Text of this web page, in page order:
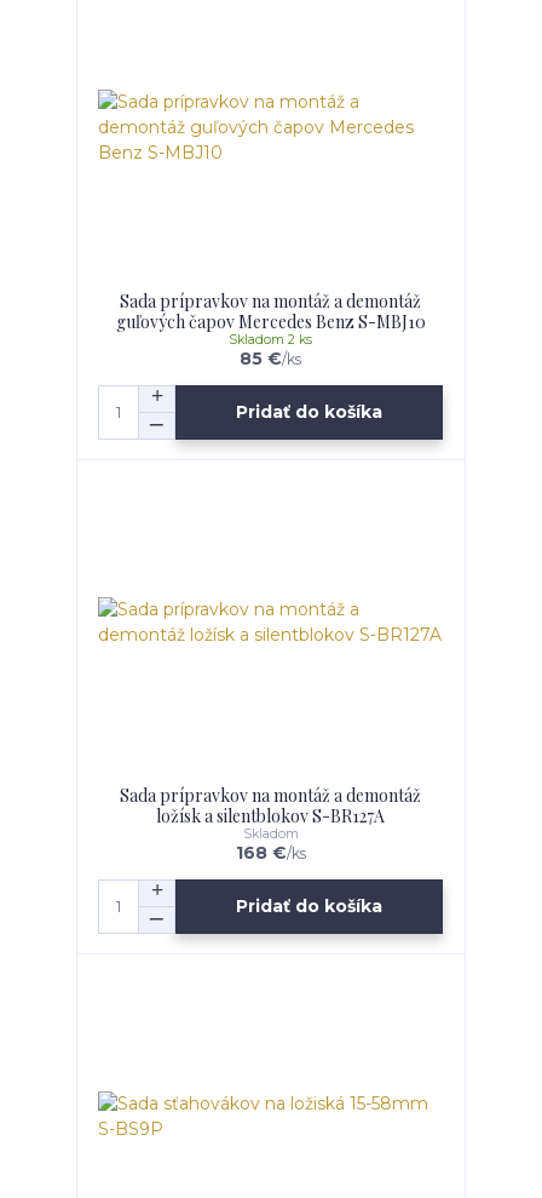
Sada prípravkov na montáž a demontáž
guľových čapov Mercedes Benz S-MBJ10
85 €/ks
Skladom 2 ks
Pridať do košíka
Sada prípravkov na montáž a demontáž
ložísk a silentblokov S-BR127A
168 €/ks
Skladom
Pridať do košíka